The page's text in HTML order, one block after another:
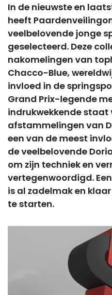
In de nieuwste en
heeft
veelbelovende jonge
geselecteerd. Deze
nakomelingen van
Chacco-Blue,
invloed in de
Grand Prix-legende
indrukwekkende staat
afstammelingen van
een van de meest
de veelbelovende
om zijn techniek en
vertegenwoordigd.
is al zadelmak en
te starten.